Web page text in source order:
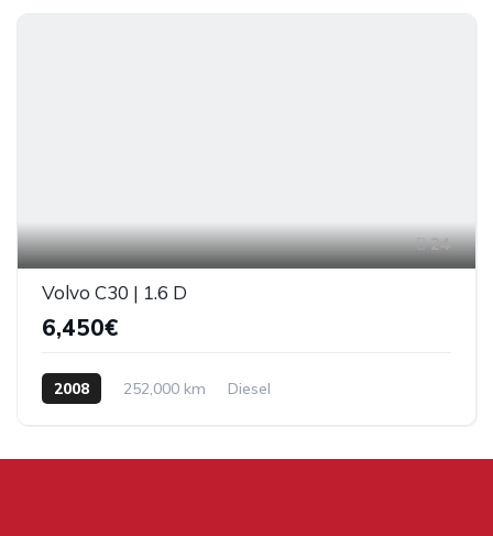
24
Volvo C30 | 1.6 D
6,450€
2008 252,000 km Diesel